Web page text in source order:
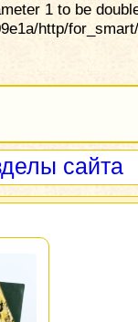
1 to be
http/
сайта